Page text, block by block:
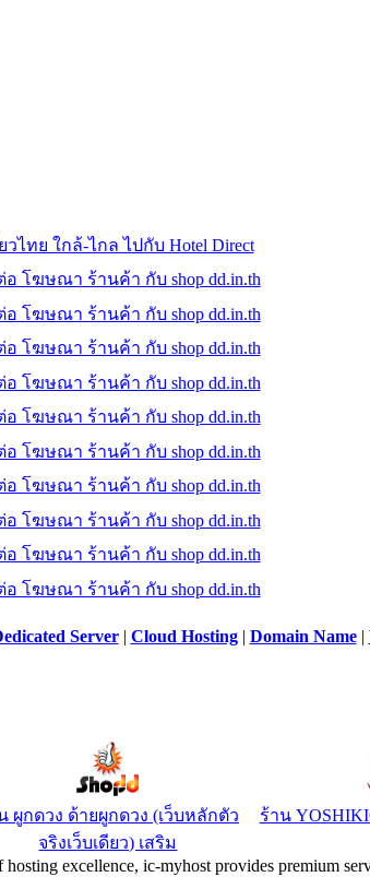
Server| Cloud Hosting| Domain Name|
ผูกดวง ด้ายผูกดวง (เว็บหลักตัว
จริงเว็บเดียว) เสริม
ร้าน
excellence, ic-myhost provides premium